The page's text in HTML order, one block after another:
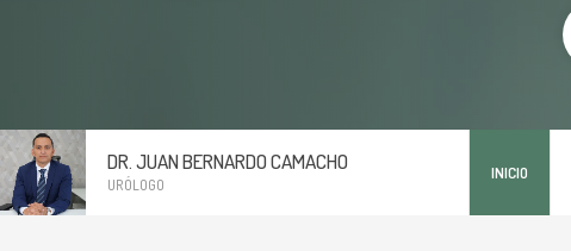
DR. JUAN BERNARDO CAMACHO
URÓLOGO
INICIO